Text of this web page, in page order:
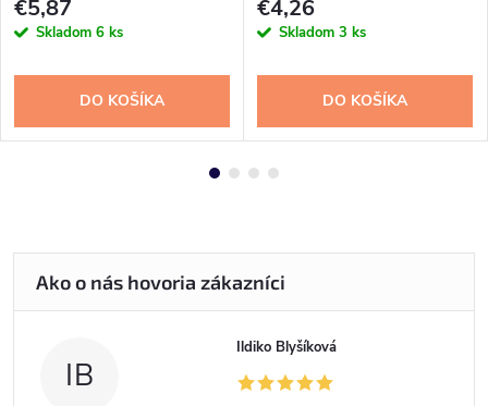
€5,87
Skladom 6 ks
DO KOŠÍKA
€4,26
Skladom 3 ks
DO KOŠÍKA
IB
Ildiko Blyšíková